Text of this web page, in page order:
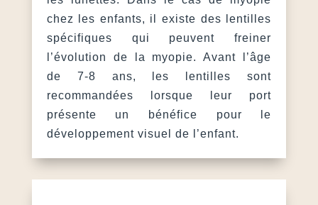
chez les enfants, il existe des lentilles
spécifiques qui peuvent freiner
l’évolution de la myopie. Avant l’âge
de 7-8 ans, les lentilles sont
recommandées lorsque leur port
présente un bénéfice pour le
développement visuel de l’enfant.